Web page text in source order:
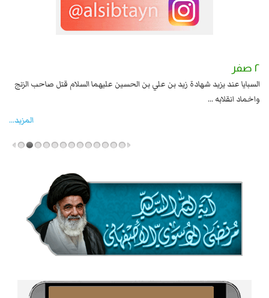
٢ صفر
السبايا عند يزيد شهادة زيد بن علي بن الحسين عليهما السلام قتل صاحب الزنج
واخماد انقلابه ...
المزید...